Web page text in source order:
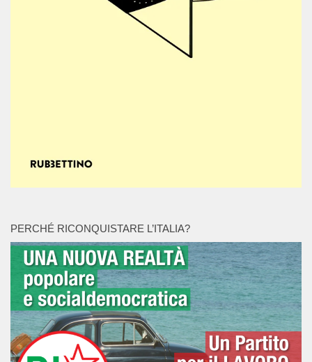
PERCHÉ RICONQUISTARE L’ITALIA?